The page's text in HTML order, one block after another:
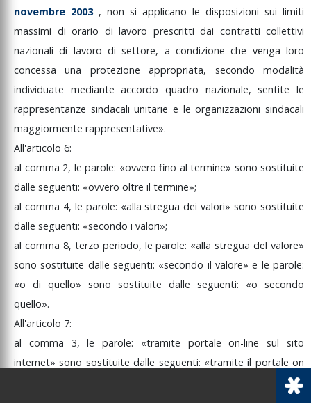
novembre 2003 , non si applicano le disposizioni sui limiti
massimi di orario di lavoro prescritti dai contratti collettivi
nazionalidi lavorodisettore, acondizioneche vengaloro
concessauna protezioneappropriata, secondomodalità
individuate medianteaccordoquadro nazionale,sentitele
rappresentanze sindacaliunitariee leorganizzazionisindacali
maggiormente rappresentative».
All'articolo 6:
al comma 2, le parole: «ovvero fino al termine» sono sostituite
dalle seguenti: «ovvero oltre il termine»;
al comma 4, le parole: «allastreguadeivalori»sonosostituite
dalle seguenti: «secondo i valori»;
al comma 8, terzo periodo, leparole: «allastreguadelvalore»
sonosostituite dalleseguenti: «secondo ilvalore»e leparole:
«o di quello» sono sostituite dalle seguenti: «o secondo
quello».
All'articolo 7:
al comma 3,leparole: «tramite portaleon-linesulsito
internet»sono sostituitedalle seguenti: «tramiteil portale on